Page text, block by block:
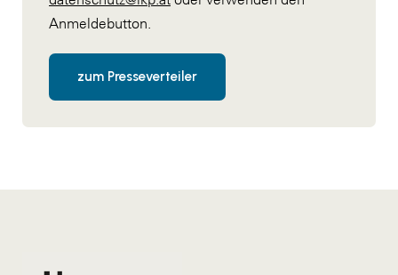
Anmeldebutton.
zum Presseverteiler